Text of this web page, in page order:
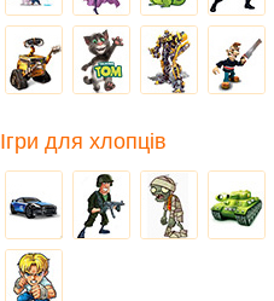
Ігри для хлопців